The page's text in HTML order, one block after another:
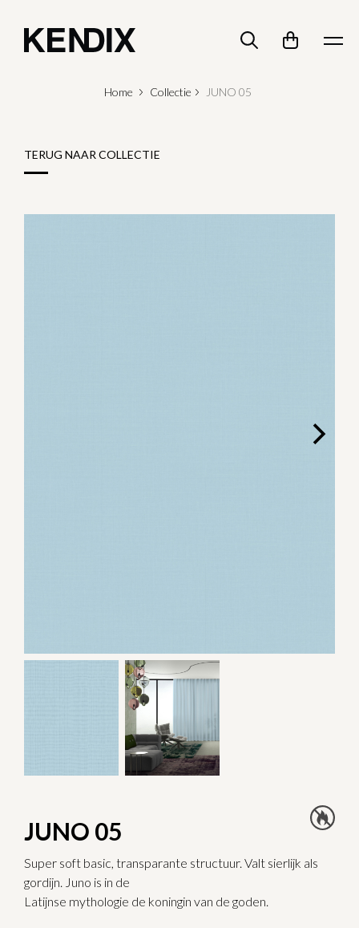
Home Collectie JUNO 05
TERUG NAAR COLLECTIE
JUNO 05
Super soft basic, transparante structuur. Valt sierlijk als
gordijn. Juno is in de
Latijnse mythologie de koningin van de goden.